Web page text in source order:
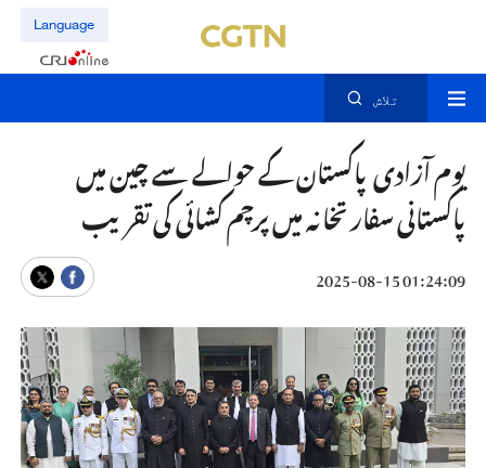
Language
تلاش
یوم آزادی پاکستان کے حوالے سے چین میں
پاکستانی سفارتخانہ میں پرچم کشائی کی تقریب
01:24:09 2025-08-15